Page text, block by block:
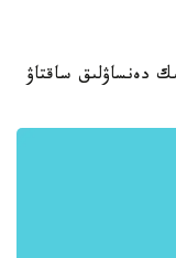
دەنساۋلىق ساقتاۋ